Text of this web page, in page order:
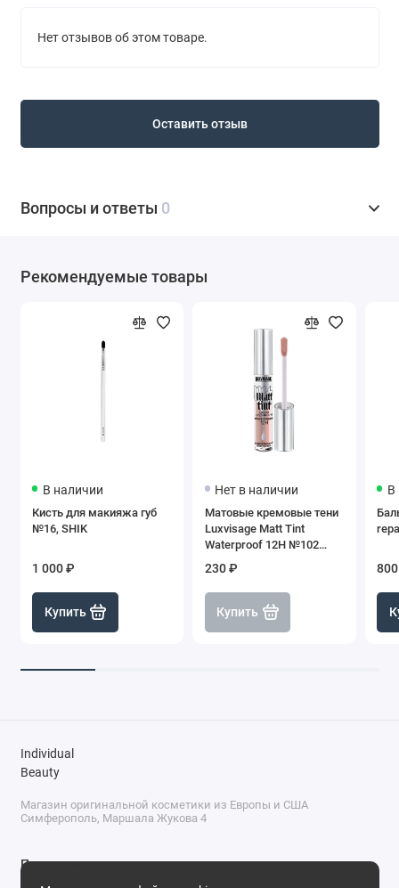
Нет отзывов об этом товаре.
Оставить отзыв
Вопросы и ответы 0
Рекомендуемые товары
В наличии
Кисть для макияжа губ
№16, SHIK
1 000 ₽
Купить
Нет в наличии
Матовые кремовые тени
Luxvisage Matt Tint
Waterproof 12H №102
230 ₽
Купить
В
Individual
Beauty
Магазин оригинальной косметики из Европы и США
Симферополь, Маршала Жукова 4
Поддержка